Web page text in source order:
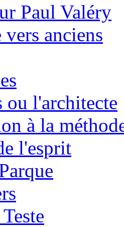
Paul Valéry
anciens
ou l'architecte
à la
l'esprit